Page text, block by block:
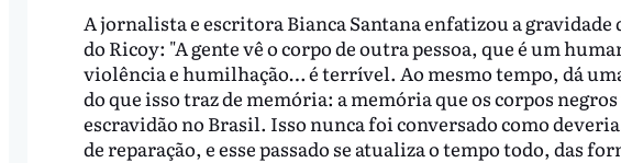
A jornalista e escritora Bianca Santana enfatizou a
do Ricoy: "A gente vê o corpo de outra pessoa, que é um
violência e humilhação… é terrível. Ao mesmo tempo, dá
do que isso traz de memória: a memória que os corpos
escravidão no Brasil. Isso nunca foi conversado como
de reparação, e esse passado se atualiza o tempo todo, das